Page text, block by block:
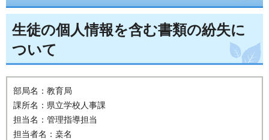
生徒の個人情報を含む書類の紛失に
ついて
部局名：教育局
課所名：県立学校人事課
担当名：管理指導担当
担当者名：桒名